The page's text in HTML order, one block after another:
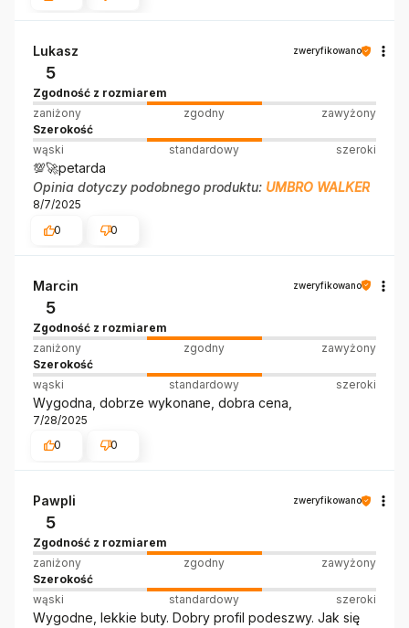
Lukasz zweryfikowano
5
Zgodność z rozmiarem
zaniżony
zgodny
zawyżony
Szerokość
wąski
standardowy szeroki
💯🚀petarda
Opinia dotyczy podobnego produktu: UMBRO WALKER
8/7/2025
0
0
Marcin zweryfikowano
5
Zgodność z rozmiarem
zaniżony
zgodny
zawyżony
Szerokość
wąski
standardowy szeroki
Wygodna, dobrze wykonane, dobra cena,
7/28/2025
0
0
Pawpli zweryfikowano
5
Zgodność z rozmiarem
zaniżony
zgodny
zawyżony
Szerokość
wąski
standardowy szeroki
Wygodne, lekkie buty. Dobry profil podeszwy. Jak się